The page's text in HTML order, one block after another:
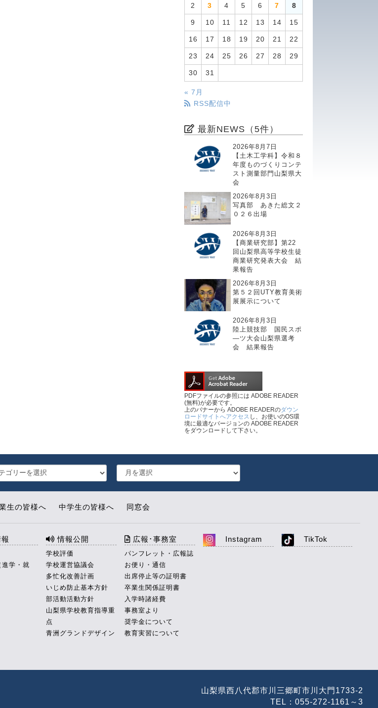
2 3 4 5 6 7 8
9 10 11 12 13 14 15
16 17 18 19 20 21 22
23 24 25 26 27 28 29
30 31
« 7月
RSS配信中
最新NEWS（5件）
2026年8月7日
【土木工学科】令和８
年度ものづくりコンテ
スト測量部門山梨県大
会
2026年8月3日
写真部 あきた総文２
０２６出場
2026年8月3日
【商業研究部】第22
回山梨県高等学校生徒
商業研究発表大会 結
果報告
2026年8月3日
第５２回UTY教育美術
展展示について
2026年8月3日
陸上競技部 国民スポ
―ツ大会山梨県選考
会 結果報告
PDFファイルの参照には ADOBE READER
(無料)が必要です。
上のバナーから ADOBE READERのダウン
ロードサイトへアクセス し、お使いのOS環
境に最適なバージョンの ADOBE READER
をダウンロードして下さい。
生の皆様へ 中学生の皆様へ 同窓会
進学・就
情報公開
学校評価
学校運営協議会
多忙化改善計画
いじめ防止基本方針
部活動活動方針
山梨県学校教育指導重
点
青洲グランドデザイン
広報･事務室
パンフレット・広報誌
お便り・通信
出席停止等の証明書
卒業生関係証明書
入学時諸経費
事務室より
奨学金について
教育実習について
Instagram TikTok
山梨県西八代郡市川三郷町市川大門1733-2
TEL：055-272-1161～3